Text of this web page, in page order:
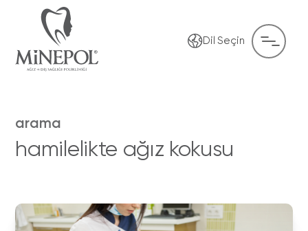
Dil Seçin
arama
hamilelikte ağız kokusu